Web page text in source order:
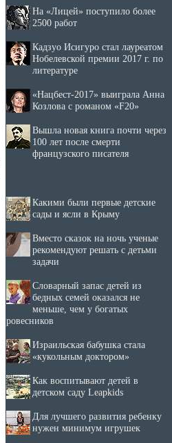
На «Лицей» поступило более
2500 работ
Кадзуо Исигуро стал лауреатом
Нобелевской премии 2017 г. по
литературе
«Нацбест-2017» выиграла Анна
Козлова с романом «F20»
Вышла новая книга почти через
100 лет после смерти
французского писателя
Какими были первые детские
сады и ясли в Крыму
Вместо сказок на ночь ученые
рекомендуют решать с детьми
задачи
Словарный запас детей из
бедных семей оказался не
меньше, чем у богатых
ровесников
Израильская бабушка стала
«кукольным доктором»
Как воспитывают детей в
детском саду Leapkids
Для лучшего развития ребенку
нужен минимум игрушек